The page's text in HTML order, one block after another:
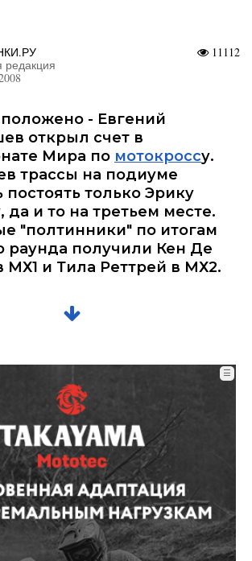
11112
редакция
- Евгений
открыл счет в
Мира по мотокроссу.
трассы на подиуме
постоять только Эрику
да и то на третьем месте.
"полтинники" по итогам
раунда получили Кен Де
МХ1 и Тила Реттрей в МХ2.
☰